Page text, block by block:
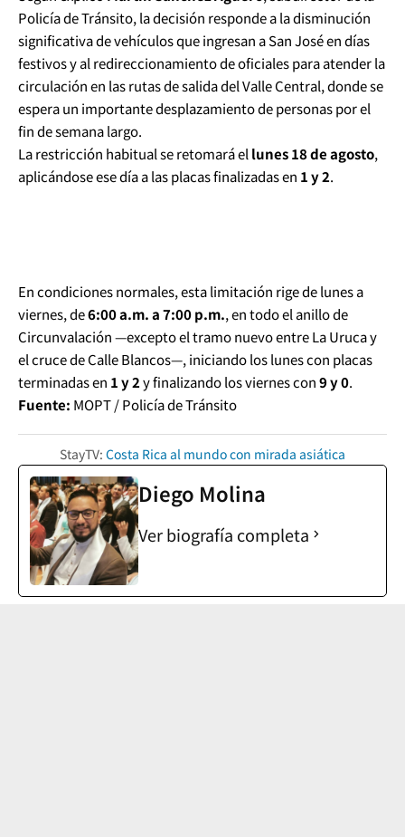
Policía de Tránsito, la decisión responde a la disminución
significativa de vehículos que ingresan a San José en días
festivos y al redireccionamiento de oficiales para atender la
circulación en las rutas de salida del Valle Central, donde se
espera un importante desplazamiento de personas por el
fin de semana largo.
La restricción habitual se retomará el lunes 18 de agosto,
aplicándose ese día a las placas finalizadas en 1 y 2.
En condiciones normales, esta limitación rige de lunes a
viernes, de6:00 a.m. a 7:00 p.m., en todo el anillo de
Circunvalación —excepto el tramo nuevo entre La Uruca y
el cruce de Calle Blancos—, iniciando los lunes con placas
terminadas en 1 y 2y finalizando los viernes con9 y 0.
Fuente: MOPT / Policía de Tránsito
StayTV: Costa Rica al mundo con mirada asiática
Diego Molina
Ver biografía completa